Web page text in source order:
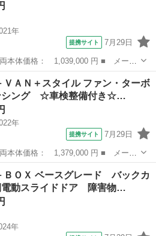
年
提携サイト 7月29日
ＢＯＸカスタム ■ グレード
車☆ホンダセンシング☆ＴＶ☆ＥＴ
ＶＡＮ＋スタイル ファン・ターボ
シング ☆車検整備付き☆…
年
提携サイト 7月29日
ＶＡＮ＋スタイル ■ グレード
ンシング ☆車検整備付き☆禁煙車
ＢＯＸ ベースグレード バックカ
動スライドドア 障害物…
年